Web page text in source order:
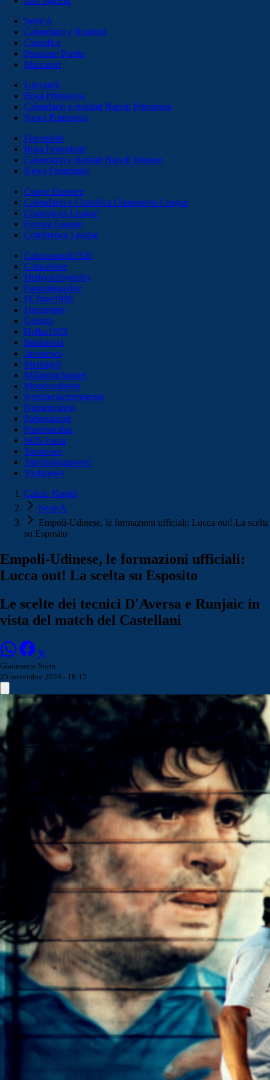
Serie A
Calendario e Risultati
Classifica
Prossime Partite
Marcatori
Giovanili
Rosa Primavera
Calendario e risultati Napoli Primavera
News Primavera
Femminile
Rosa Femminile
Calendario e risultati Napoli Women
News Femminile
Coppe Europee
Calendario e Classifica Champions League
Champions League
Europa League
Conference League
Calcionapoli1926
Cittaceleste
Derbyderbyderby
Fantamagazine
FCInter1908
Forzaroma
Golssip
Hellas1903
Ilmilanista
Juvenews
Mediagol
Milanistichannel
Mondoudinese
Notiziecalciomercato
Numericalcio
Padovasport
Pianetamilan
SOS Fanta
Toronews
Tuttobolognaweb
Violanews
Calcio Napoli
Serie A
Empoli-Udinese, le formazioni ufficiali: Lucca out! La scelta
su Esposito
Empoli-Udinese, le formazioni ufficiali:
Lucca out! La scelta su Esposito
Le scelte dei tecnici D'Aversa e Runjaic in
vista del match del Castellani
Gianmarco Nurra
25 novembre 2024 - 18:15